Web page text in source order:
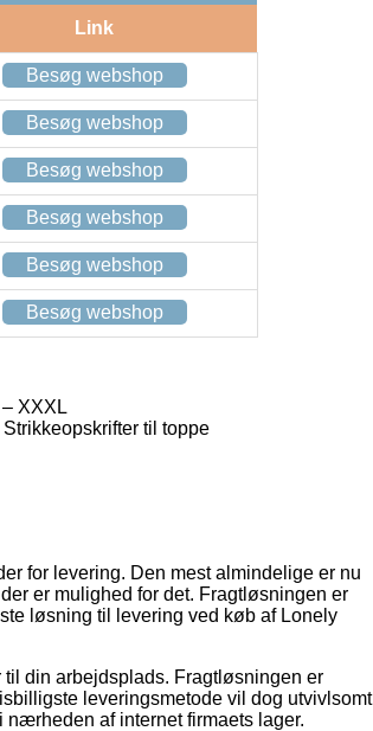
Link
Besøg webshop
Besøg webshop
Besøg webshop
Besøg webshop
Besøg webshop
Besøg webshop
XXXL
til toppe
for levering. Den mest almindelige er nu
er mulighed for det. Fragtløsningen er
løsning til levering ved køb af Lonely
din arbejdsplads. Fragtløsningen er
leveringsmetode vil dog utvivlsomt
af internet firmaets lager.